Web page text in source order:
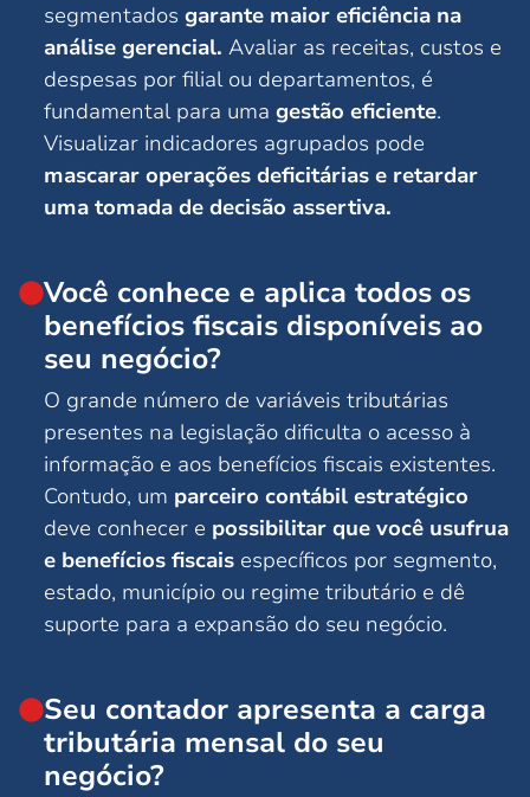
segmentados garante maior eficiência na
análise gerencial. Avaliar as receitas, custos e
despesas por filial ou departamentos, é
fundamental para uma gestão eficiente.
Visualizar indicadores agrupados pode
mascarar operações deficitárias e retardar
uma tomada de decisão assertiva.
Você conhece e aplica todos os
benefícios fiscais disponíveis ao
seu negócio?
O grande número de variáveis tributárias
presentes na legislação dificulta o acesso à
informação e aos benefícios fiscais existentes.
Contudo, um parceiro contábil estratégico
deve conhecer e possibilitar que você usufrua
e benefícios fiscais específicos por segmento,
estado, município ou regime tributário e dê
suporte para a expansão do seu negócio.
Seu contador apresenta a carga
tributária mensal do seu
negócio?